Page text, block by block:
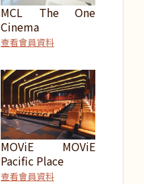
MCL The One
Cinema
查看會員資料
MOViE MOViE
Pacific Place
查看會員資料